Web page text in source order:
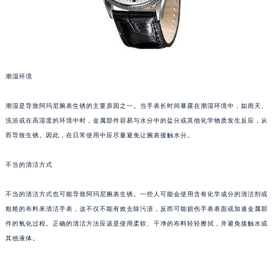
潮湿环境
潮湿是导致阿玛尼腕表生锈的主要原因之一。当手表长时间暴露在潮湿环境中，如雨天、
洗浴或在高湿度的环境中时，金属部件容易与水分中的盐分或其他化学物质发生反应，从
而导致生锈。因此，在日常使用中应尽量避免让腕表接触水分。
不当的清洁方式
不当的清洁方式也可能导致阿玛尼腕表生锈。一些人可能会使用含有化学成分的清洁剂或
粗糙的布料来清洁手表，这不仅不能有效去除污渍，反而可能损伤手表表面或加速金属部
件的氧化过程。正确的清洁方法应该是使用柔软、干净的布料轻轻擦拭，并避免接触水或
其他液体。